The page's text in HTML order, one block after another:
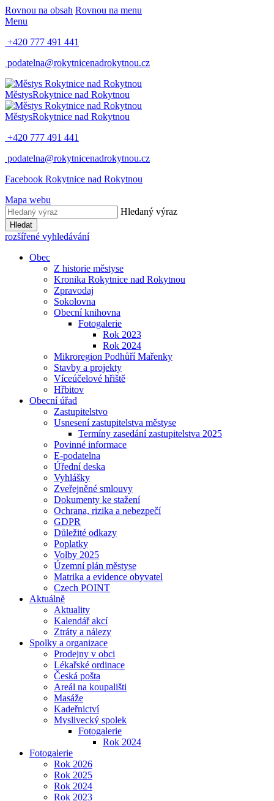
Rovnou na obsah Rovnou na menu
Menu
+420 777 491 441
podatelna@rokytnicenadrokytnou.cz
MěstysRokytnice nad Rokytnou
MěstysRokytnice nad Rokytnou
+420 777 491 441
podatelna@rokytnicenadrokytnou.cz
Facebook Rokytnice nad Rokytnou
Mapa webu
Hledaný výraz
Hledat
rozšířené vyhledávání
Obec
Z historie městyse
Kronika Rokytnice nad Rokytnou
Zpravodaj
Sokolovna
Obecní knihovna
Fotogalerie
Rok 2023
Rok 2024
Mikroregion Podhůří Mařenky
Stavby a projekty
Víceúčelové hřiště
Hřbitov
Obecní úřad
Zastupitelstvo
Usnesení zastupitelstva městyse
Termíny zasedání zastupitelstva 2025
Povinné informace
E-podatelna
Úřední deska
Vyhlášky
Zveřejněné smlouvy
Dokumenty ke stažení
Ochrana, rizika a nebezpečí
GDPR
Důležité odkazy
Poplatky
Volby 2025
Územní plán městyse
Matrika a evidence obyvatel
Czech POINT
Aktuálně
Aktuality
Kalendář akcí
Ztráty a nálezy
Spolky a organizace
Prodejny v obci
Lékařské ordinace
Česká pošta
Areál na koupališti
Masáže
Kadeřnictví
Myslivecký spolek
Fotogalerie
Rok 2024
Fotogalerie
Rok 2026
Rok 2025
Rok 2024
Rok 2023